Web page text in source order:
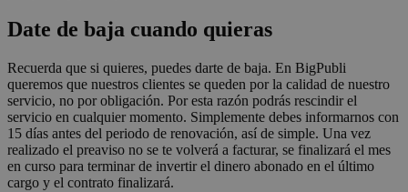
Date de baja cuando quieras
Recuerda que si quieres, puedes darte de baja. En BigPubli
queremos que nuestros clientes se queden por la calidad de nuestro
servicio, no por obligación. Por esta razón podrás rescindir el
servicio en cualquier momento. Simplemente debes informarnos con
15 días antes del periodo de renovación, así de simple. Una vez
realizado el preaviso no se te volverá a facturar, se finalizará el mes
en curso para terminar de invertir el dinero abonado en el último
cargo y el contrato finalizará.